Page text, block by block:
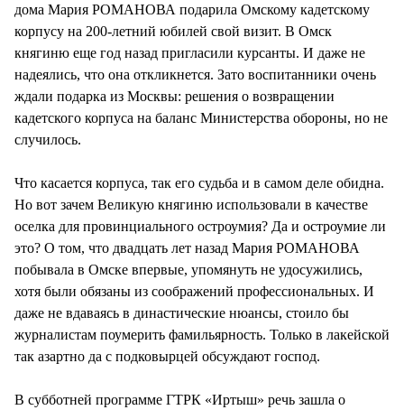
дома Мария РОМАНОВА подарила Омскому кадетскому
корпусу на 200-летний юбилей свой визит. В Омск
княгиню еще год назад пригласили курсанты. И даже не
надеялись, что она откликнется. Зато воспитанники очень
ждали подарка из Москвы: решения о возвращении
кадетского корпуса на баланс Министерства обороны, но не
случилось.
Что касается корпуса, так его судьба и в самом деле обидна.
Но вот зачем Великую княгиню использовали в качестве
оселка для провинциального остроумия? Да и остроумие ли
это? О том, что двадцать лет назад Мария РОМАНОВА
побывала в Омске впервые, упомянуть не удосужились,
хотя были обязаны из соображений профессиональных. И
даже не вдаваясь в династические нюансы, стоило бы
журналистам поумерить фамильярность. Только в лакейской
так азартно да с подковырцей обсуждают господ.
В субботней программе ГТРК «Иртыш» речь зашла о